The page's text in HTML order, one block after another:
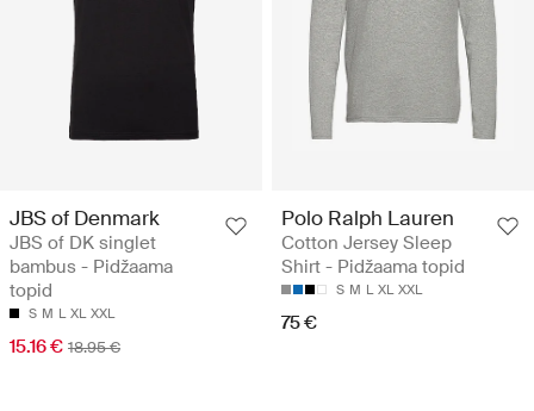
JBS of Denmark
JBS of DK singlet
bambus - Pidžaama
topid
S M L XL XXL
15.16 € 18.95 €
Polo Ralph Lauren
Cotton Jersey Sleep
Shirt - Pidžaama topid
S M L XL XXL
75 €